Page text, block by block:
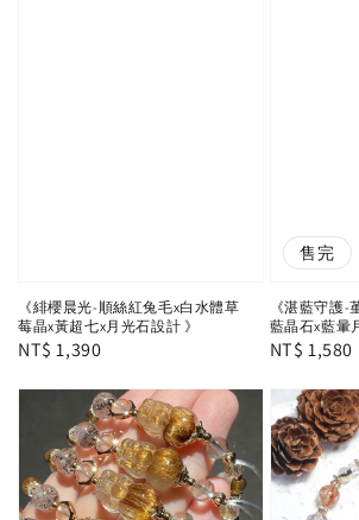
《緋櫻晨光-順絲紅兔毛x白水體草
莓晶x黃超七x月光石設計 》
Regular
NT$ 1,390
售完
《湛藍守護-
藍晶石x藍暈
Regular
NT$ 1,580